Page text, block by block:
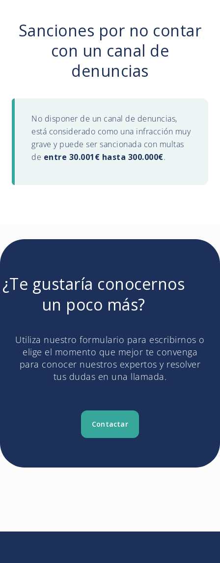
Sanciones por no contar
con un canal de
denuncias
No disponer de un canal de denuncias,
está considerado como una infracción muy
grave y puede ser sancionada con multas
de entre 30.001€ hasta 300.000€.
¿Te gustaría conocernos
un poco más?​
Utiliza nuestro formulario para escribirnos o
elige el momento que mejor te convenga
para conocer nuestros expertos y resolver
tus dudas en una llamada.
Contactar